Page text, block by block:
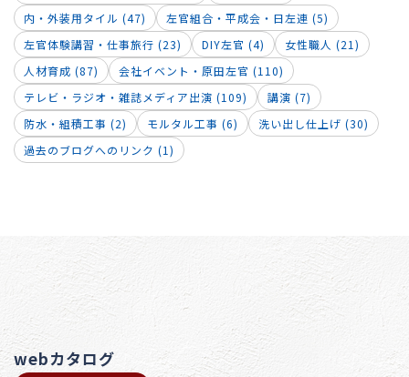
内・外装用タイル (47)
左官組合・平成会・日左連 (5)
左官体験講習・仕事旅行 (23)
DIY左官 (4)
女性職人 (21)
人材育成 (87)
会社イベント・原田左官 (110)
テレビ・ラジオ・雑誌メディア出演 (109)
講演 (7)
防水・組積工事 (2)
モルタル工事 (6)
洗い出し仕上げ (30)
過去のブログへのリンク (1)
webカタログ